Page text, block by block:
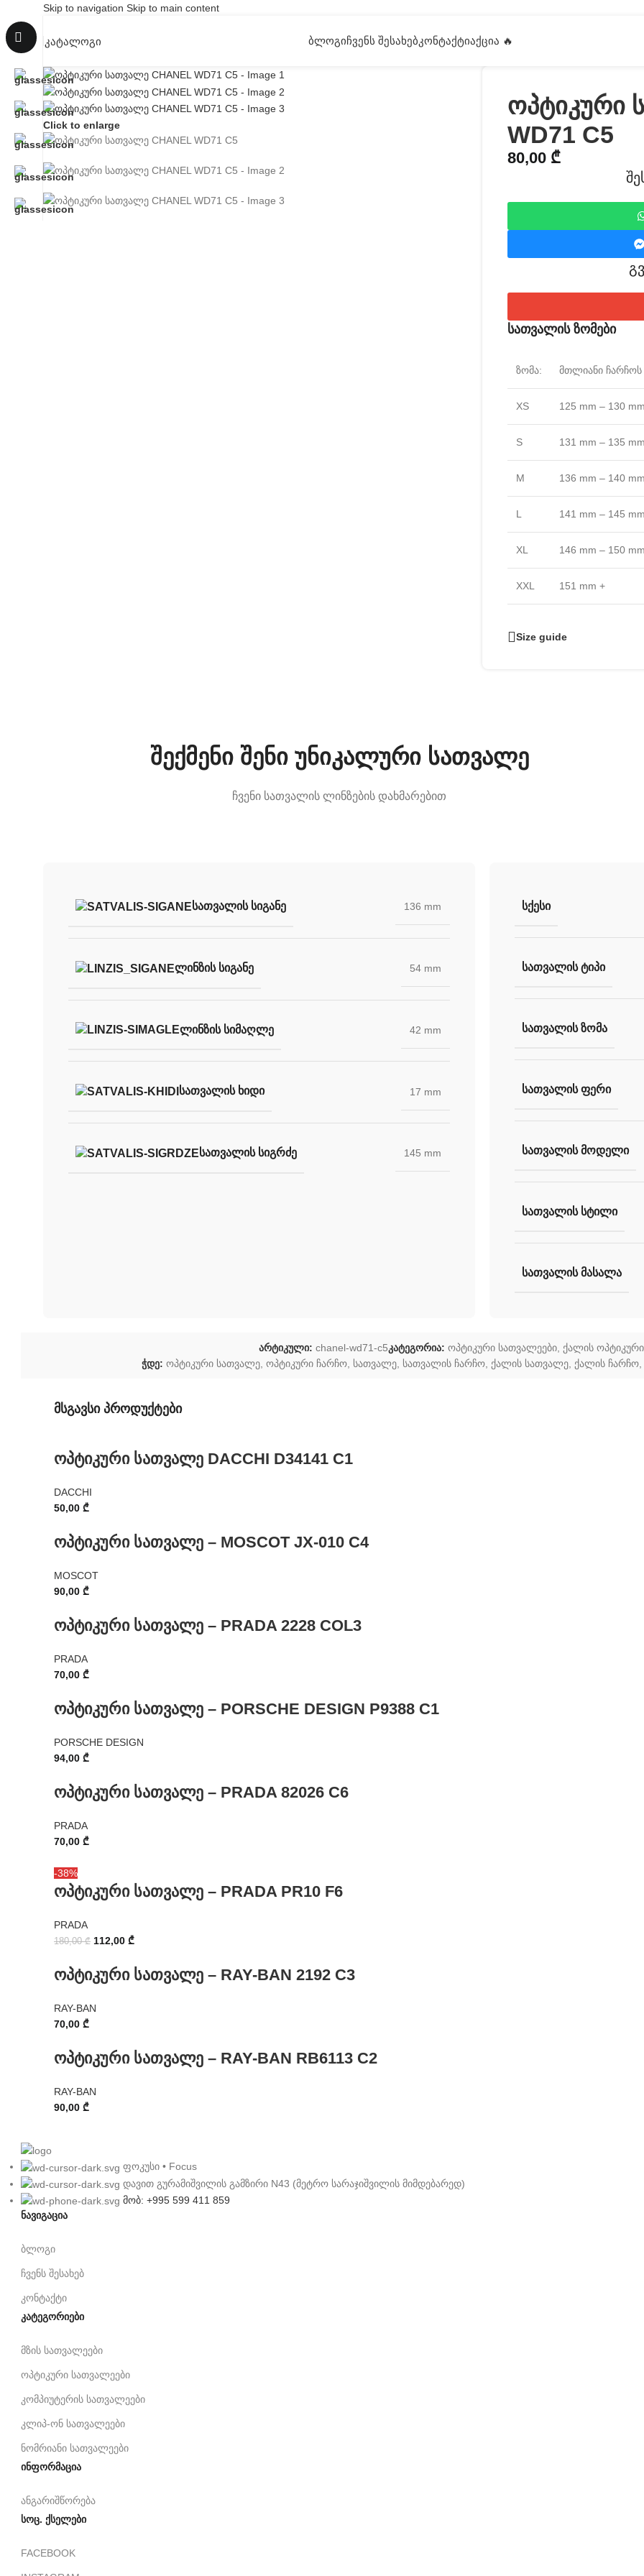
Skip to navigation Skip to main content
ᲙᲐᲢᲐᲚᲝᲒᲘ ᲑᲚᲝᲒᲘᲩᲕᲔᲜᲡ ᲨᲔᲡᲐᲮᲔᲑᲙᲝᲜᲢᲐᲥᲢᲘᲐᲥᲪᲘᲐ 🔥
Click to enlarge
ოპტიკური
WD71 C5
80,00 ₾
სათვალის ზომები
ზომა: მთლიანი ჩარჩოს
XS 125 mm – 130
S 131 mm – 135
M 136 mm – 140
L 141 mm – 145
XL 146 mm – 150
XXL 151 mm +
Size guide
შექმენი შენი უნიკალური სათვალე
ჩვენი სათვალის ლინზების დახმარებით
ᲡᲐᲗᲕᲐᲚᲘᲡ ᲡᲘᲒᲐᲜᲔ 136 mm
ᲚᲘᲜᲖᲘᲡ ᲡᲘᲒᲐᲜᲔ 54 mm
ᲚᲘᲜᲖᲘᲡ ᲡᲘᲛᲐᲦᲚᲔ 42 mm
ᲡᲐᲗᲕᲐᲚᲘᲡ ᲮᲘᲓᲘ 17 mm
ᲡᲐᲗᲕᲐᲚᲘᲡ ᲡᲘᲒᲠᲫᲔ 145 mm
ᲡᲥᲔᲡᲘ
ᲡᲐᲗᲕᲐᲚᲘᲡ ᲢᲘᲞᲘ
ᲡᲐᲗᲕᲐᲚᲘᲡ ᲖᲝᲛᲐ
ᲡᲐᲗᲕᲐᲚᲘᲡ ᲤᲔᲠᲘ
ᲡᲐᲗᲕᲐᲚᲘᲡ ᲛᲝᲓᲔᲚᲘ
ᲡᲐᲗᲕᲐᲚᲘᲡ ᲡᲢᲘᲚᲘ
ᲡᲐᲗᲕᲐᲚᲘᲡ ᲛᲐᲡᲐᲚᲐ
არტიკული: chanel-wd71-c5კატეგორია: ოპტიკური სათვალეები ქალის
ჭდე: ოპტიკური სათვალე, ოპტიკური ჩარჩო, სათვალე, სათვალის ჩარჩო, ქალის სათვალე, ქალის ჩარჩო,
მსგავსი პროდუქტები
ოპტიკური სათვალე DACCHI D34141 C1
DACCHI
50,00 ₾
ოპტიკური სათვალე – MOSCOT JX-010 C4
MOSCOT
90,00 ₾
ოპტიკური სათვალე – PRADA 2228 COL3
PRADA
70,00 ₾
ოპტიკური სათვალე – PORSCHE DESIGN P9388 C1
PORSCHE DESIGN
94,00 ₾
ოპტიკური სათვალე – PRADA 82026 C6
PRADA
70,00 ₾
-38%
ოპტიკური სათვალე – PRADA PR10 F6
PRADA
180,00₾ 112,00 ₾
ოპტიკური სათვალე – RAY-BAN 2192 C3
RAY-BAN
70,00 ₾
ოპტიკური სათვალე – RAY-BAN RB6113 C2
RAY-BAN
90,00 ₾
ფოკუსი • Focus
დავით გურამიშვილის გამზირი N43 (მეტრო სარაჯიშვილის მიმდებარედ)
მობ: +995 599 411 859
ნავიგაცია
ბლოგი
ჩვენს შესახებ
კონტაქტი
კატეგორიები
მზის სათვალეები
ოპტიკური სათვალეები
კომპიუტერის სათვალეები
კლიპ-ონ სათვალეები
ნომრიანი სათვალეები
ინფორმაცია
ანგარიშწორება
სოც. ქსელები
FACEBOOK